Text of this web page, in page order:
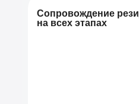
Сопровождение
на всех этапах